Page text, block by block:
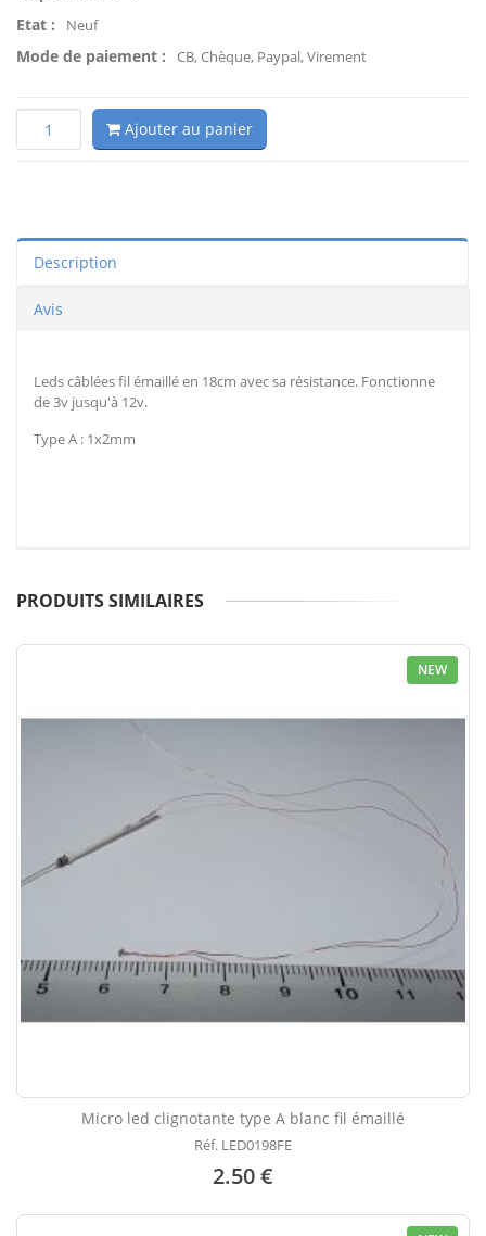
Etat : Neuf
Mode de paiement : CB, Chèque, Paypal, Virement
Ajouter au panier
Description
Avis
Leds câblées fil émaillé en 18cm avec sa résistance. Fonctionne
de 3v jusqu'à 12v.
Type A : 1x2mm
PRODUITS SIMILAIRES
NEW
Micro led clignotante type A blanc fil émaillé
Réf. LED0198FE
2.50 €